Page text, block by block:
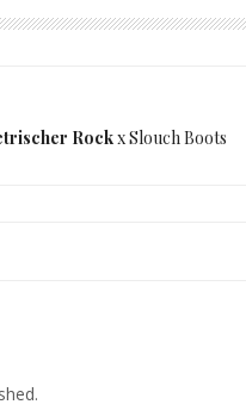
Rockx Slouch Boots
musste mir letztes jahr auch